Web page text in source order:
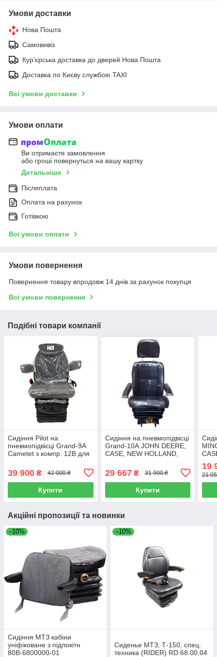
Умови доставки
Нова Пошта
Самовивіз
Курʼєрська доставка до дверей Нова Пошта
Доставка по Києву службою TAXI
Всі умови доставки
Умови оплати
Ви отримаєте замовлення
або гроші повернуться на вашу картку
Детальніше
Післяплата
Оплата на рахунок
Готівкою
Всі умови оплати
Умови повернення
Повернення товару впродовж 14 днів за рахунок покупця
Всі умови повернення
Подібні товари компанії
Сидіння Pilot на
пневмопідвісці Grand-9A
Cametet з компр. 12В для
New Holland, МТЗ, 69905-
55
39 900 ₴ 42 000 ₴
Купити
Сидіння на пневмопідвісці
Grand-10А JOHN DEERE,
CASE, NEW HOLLAND,
29 667₴ 31 900 ₴
Купити
44
19
21
Акційні пропозиції та новинки
–10%
Сидіння МТЗ кабіни
уніфіковане з підлокітн
80В-6800000-01
–10%
Сиденье МТЗ, Т-150, спец.
техника (RIDER) RD.68.00.04